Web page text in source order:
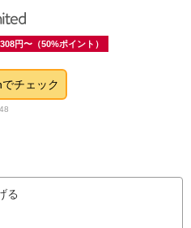
円〜（50%ポイント）
チェック
る